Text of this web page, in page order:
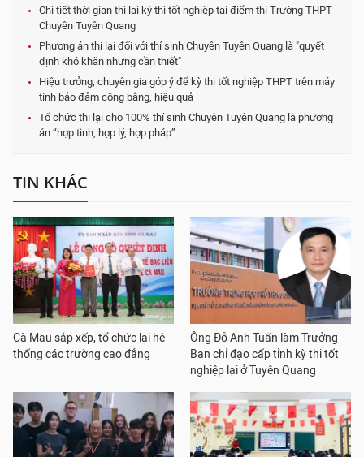
Chi tiết thời gian thi lại kỳ thi tốt nghiệp tại điểm thi Trường THPT
Chuyên Tuyên Quang
Phương án thi lại đối với thí sinh Chuyên Tuyên Quang là "quyết
định khó khăn nhưng cần thiết"
Hiệu trưởng, chuyên gia góp ý để kỳ thi tốt nghiệp THPT trên máy
tính bảo đảm công bằng, hiệu quả
Tổ chức thi lại cho 100% thí sinh Chuyên Tuyên Quang là phương
án “hợp tình, hợp lý, hợp pháp”
TIN KHÁC
Cà Mau sắp xếp, tổ chức lại hệ
thống các trường cao đẳng
Ông Đỗ Anh Tuấn làm Trưởng
Ban chỉ đạo cấp tỉnh kỳ thi tốt
nghiệp lại ở Tuyên Quang